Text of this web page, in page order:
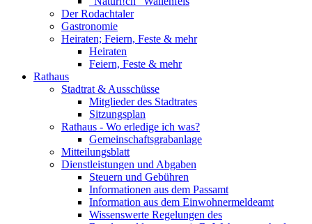
Der Rodachtaler
Gastronomie
Heiraten; Feiern, Feste & mehr
Heiraten
Feiern, Feste & mehr
Rathaus
Stadtrat & Ausschüsse
Mitglieder des Stadtrates
Sitzungsplan
Rathaus - Wo erledige ich was?
Gemeinschaftsgrabanlage
Mitteilungsblatt
Dienstleistungen und Abgaben
Steuern und Gebühren
Informationen aus dem Passamt
Information aus dem Einwohnermeldeamt
Wissenswerte Regelungen des